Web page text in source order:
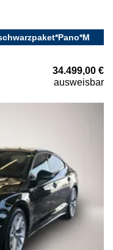
34.499,00 €
ausweisbar